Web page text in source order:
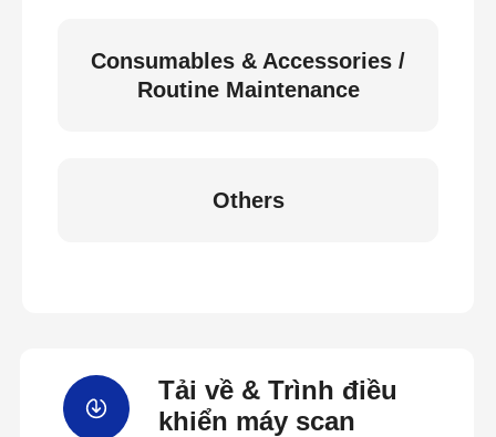
Consumables & Accessories /
Routine Maintenance
Others
Tải về & Trình điều
khiển máy scan